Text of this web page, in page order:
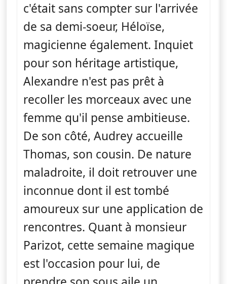
c'était sans compter sur l'arrivée
de sa demi-soeur, Héloïse,
magicienne également. Inquiet
pour son héritage artistique,
Alexandre n'est pas prêt à
recoller les morceaux avec une
femme qu'il pense ambitieuse.
De son côté, Audrey accueille
Thomas, son cousin. De nature
maladroite, il doit retrouver une
inconnue dont il est tombé
amoureux sur une application de
rencontres. Quant à monsieur
Parizot, cette semaine magique
est l'occasion pour lui, de